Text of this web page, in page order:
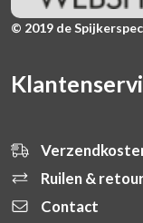
© 2019 de
Ruilen &
Contact